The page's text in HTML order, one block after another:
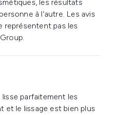
les résultats
à l'autre. Les avis
représentent pas les
de 5parfaitement les
et le lissage est bien plus